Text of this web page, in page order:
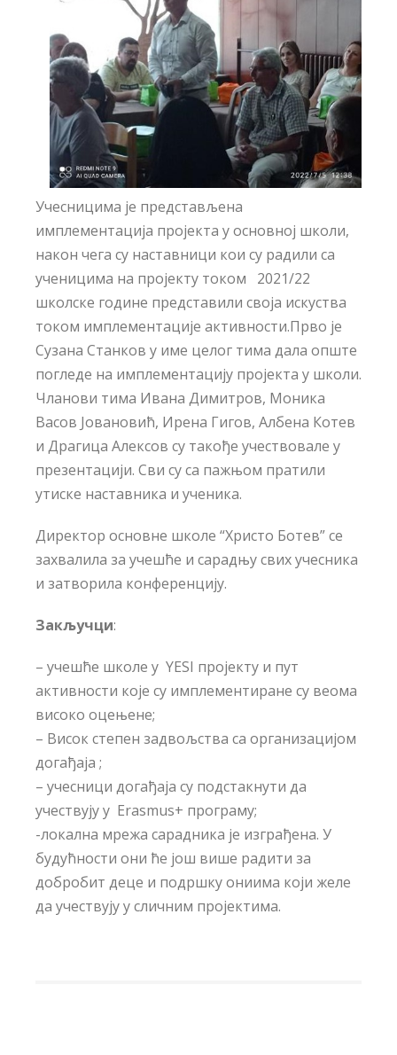
Учесницима је представљена
имплементација пројекта у основној школи,
након чега су наставници кои су радили са
ученицима на пројекту током 2021/22
школске године представили своја искуства
током имплементације активности.Прво је
Сузана Станков у име целог тима дала опште
погледе на имплементацију пројекта у школи.
Чланови тима Ивана Димитров, Моника
Васов Јовановић, Ирена Гигов, Албена Котев
и Драгица Алексов су такође учествовале у
презентацији. Сви су са пажњом пратили
утиске наставника и ученика.
Директор основне школе “Христо Ботев” се
захвалила за учешће и сарадњу свих учесника
и затворила конференцију.
Закључци:
– учешће школе у YESI пројекту и пут
активности које су имплементиране су веома
високо оцењене;
– Висок степен задвољства са организацијом
догађаја ;
– учесници догађаја су подстакнути да
учествују у Erasmus+ програму;
-локална мрежа сарадника је изграђена. У
будућности они ће још више радити за
добробит деце и подршку ониима који желе
да учествују у сличним пројектима.